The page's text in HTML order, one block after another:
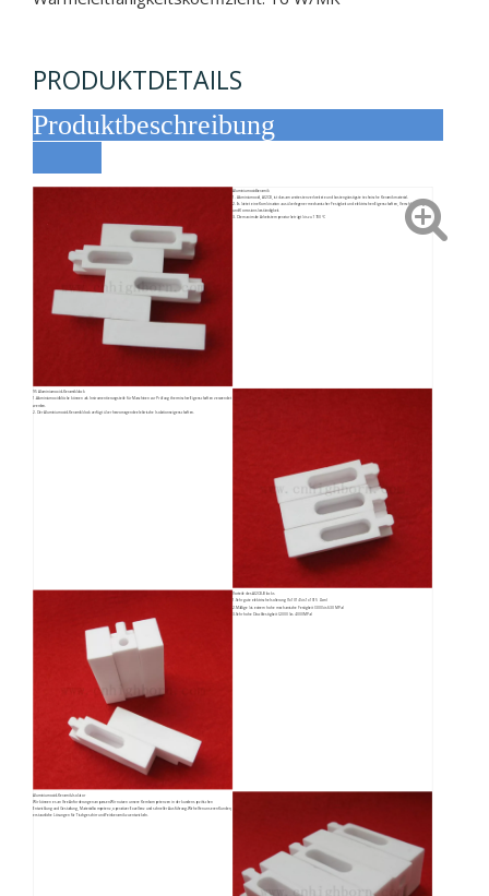
PRODUKTDETAILS
Produktbeschreibung
Aluminiumoxidkeramik
1. Aluminiumoxid, Al2O3, ist das am weitesten verbreitete und kostengünstigste technische Keramikmaterial.
2. Es bietet eine Kombination aus überlegener mechanischer Festigkeit und elektrischen Eigenschaften, Verschleißfestigkeit
und Korrosionsbeständigkeit.
3. Die maximale Arbeitstemperatur beträgt bis zu 1700 °C
95 Aluminiumoxid-Keramikblock
1.Aluminiumoxidblöcke können als Instrumentierungsteile für Maschinen zur Prüfung thermischer Eigenschaften verwendet
werden.
2. Der Aluminiumoxid-Keramikblock verfügt über hervorragende elektrische Isolationseigenschaften.
Vorteile des Al2O3-Blocks
1.Sehr gute elektrische Isolierung (1x1014 bis 1x1015 Ωcm)
2.Mäßige bis extrem hohe mechanische Festigkeit (300 bis 630 MPa)
3.Sehr hohe Druckfestigkeit (2.000 bis 4.000 MPa)
Aluminiumoxid-Keramik-Isolator
Wir können es an Ihre Anforderungen anpassen.Wir nutzen unsere Kernkompetenzen in der kundenspezifischen
Entwicklung und Gestaltung, Materialkompetenz, operativer Exzellenz und schneller Ausführung.Wir helfen unseren Kunden,
erstaunliche Lösungen für Tischgeschirr und Feinkeramik zu entwickeln.